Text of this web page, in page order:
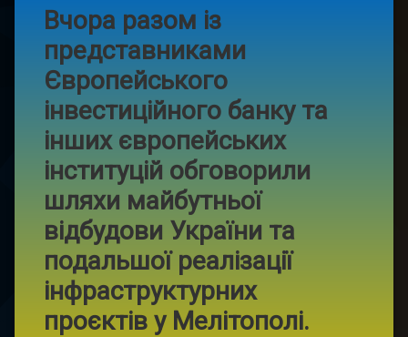
Вчора разом із
представниками
Європейського
інвестиційного банку та
інших європейських
інституцій обговорили
шляхи майбутньої
відбудови України та
подальшої реалізації
інфраструктурних
проєктів у Мелітополі.